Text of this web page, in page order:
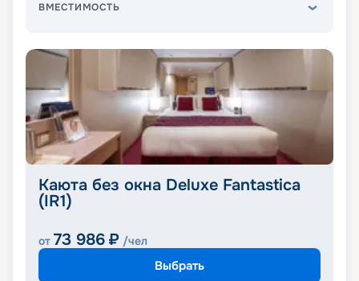
ВМЕСТИМОСТЬ
Каюта без окна Deluxe Fantastica
(IR1)
от 73 986 ₽ /чел
Выбрать